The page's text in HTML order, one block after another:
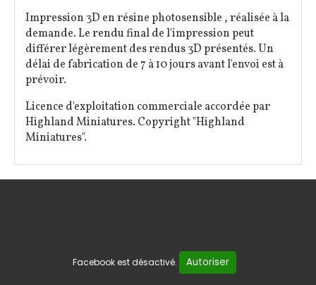
Impression 3D en résine photosensible , réalisée à la
demande. Le rendu final de l'impression peut
différer légèrement des rendus 3D présentés. Un
délai de fabrication de 7 à 10 jours avant l'envoi est à
prévoir.
Licence d'exploitation commerciale accordée par
Highland Miniatures. Copyright "Highland
Miniatures".
Facebook est désactivé. Autoriser